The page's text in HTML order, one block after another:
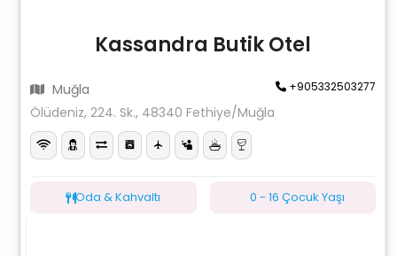
Kassandra Butik Otel
Muğla +905332503277
Ölüdeniz, 224. Sk., 48340 Fethiye/Muğla
Oda & Kahvaltı 0 - 16 Çocuk Yaşı